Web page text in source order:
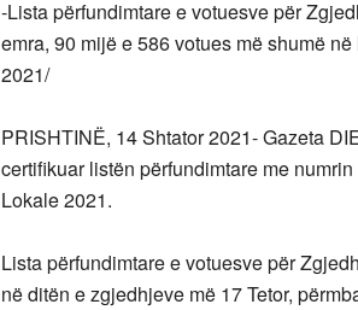
-Lista përfundimtare e votuesve për
emra, 90 mijë e 586 votues më shumë
2021/
PRISHTINË, 14 Shtator 2021- Gazeta
certifikuar listën përfundimtare me
Lokale 2021.
Lista përfundimtare e votuesve për
në ditën e zgjedhjeve më 17 Tetor,